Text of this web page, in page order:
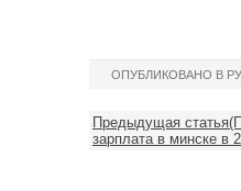
ОПУБЛИКОВАНО В
Предыдущая
зарплата в минске в